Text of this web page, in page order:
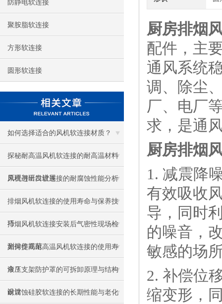
防静电软连接
聚胺脂软连接
方形软连接
圆形软连接
如何选择适合的风机软连接材质？
探秘耐高温风机软连接的耐高温材料
原理与研发进展
风机进出口软连接的耐腐蚀性能分析
排烟风机软连接的使用寿命与保养技
巧
排烟风机软连接安装后气密性现场检
测操作规范
如何提高耐高温风机软连接的使用寿
命？
液压支架防护罩的可拆卸原理与结构
设计
耐腐蚀硅胶软连接的长期性能与老化
厨房排烟
配件，主
通风系统
调、除尘
厂、电厂
求，是通
厨房排烟
1. 减震降
有效吸收
导，同时
的噪音，
敏感的场
2. 补偿位
缩变形，